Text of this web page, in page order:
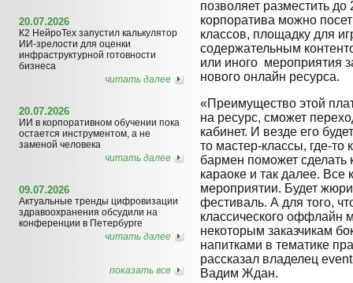
20.07.2026
К2 НейроТех запустил калькулятор
ИИ-зрелости для оценки
инфраструктурной готовности
бизнеса
читать далее
20.07.2026
ИИ в корпоративном обучении пока
остается инструментом, а не
заменой человека
читать далее
09.07.2026
Актуальные тренды цифровизации
здравоохранения обсудили на
конференции в Петербурге
читать далее
показать все
позволяет разместить
корпоратива можно
классов, площадку для
содержательным
или иного мероприятия
нового онлайн ресурса.
«Преимущество этой
на ресурс, сможет
кабинет. И везде его
то мастер-классы, где-то
бармен поможет сделать
караоке и так далее.
мероприятии. Будет
фестиваль. А для того,
классического оффлайн
некоторым заказчикам
напитками в тематике
рассказал владелец
Вадим Ждан.